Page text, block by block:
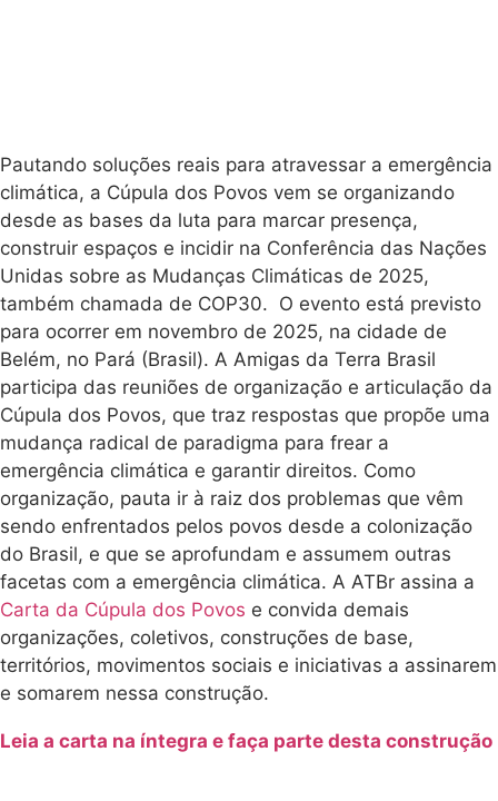
Pautando soluções reais para atravessar a emergência
climática, a Cúpula dos Povos vem se organizando
desde as bases da luta para marcar presença,
construir espaços e incidir na Conferência das Nações
Unidas sobre as Mudanças Climáticas de 2025,
também chamada de COP30. O evento está previsto
para ocorrer em novembro de 2025, na cidade de
Belém, no Pará (Brasil). A Amigas da Terra Brasil
participa das reuniões de organização e articulação da
Cúpula dos Povos, que traz respostas que propõe uma
mudança radical de paradigma para frear a
emergência climática e garantir direitos. Como
organização, pauta ir à raiz dos problemas que vêm
sendo enfrentados pelos povos desde a colonização
do Brasil, e que se aprofundam e assumem outras
facetas com a emergência climática. A ATBr assina a
Carta da Cúpula dos Povos e convida demais
organizações, coletivos, construções de base,
territórios, movimentos sociais e iniciativas a assinarem
e somarem nessa construção.
Leia a carta na íntegra e faça parte desta construção